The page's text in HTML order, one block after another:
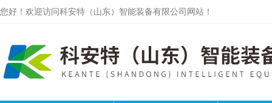
您好！欢迎访问科安特（山东）智能装备有限公司网站！